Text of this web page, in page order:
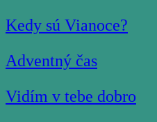
Kedy sú Vianoce?
Adventný čas
Vidím v tebe dobro